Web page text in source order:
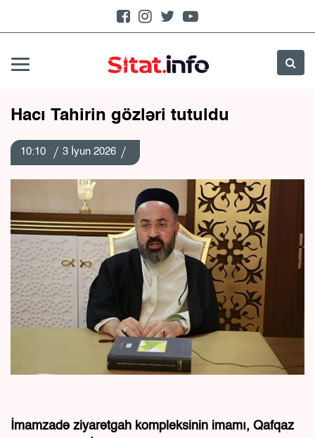
Hacı Tahirin gözləri tutuldu
10:10 3 İyun 2026
İmamzadə ziyarətgah kompleksinin imamı, Qafqaz